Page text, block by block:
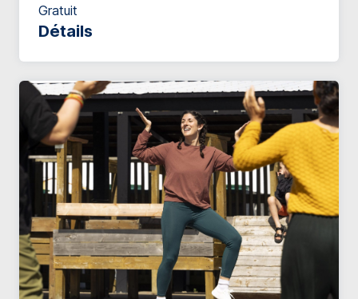
Gratuit
Détails